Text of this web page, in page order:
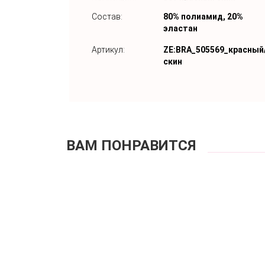
Состав:
80% полиамид, 20%
эластан
Артикул:
скин
ВАМ ПОНРАВИТСЯ